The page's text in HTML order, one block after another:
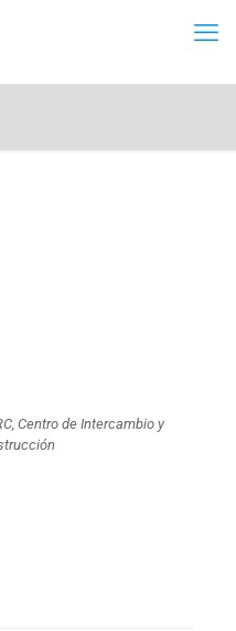
Centro de Intercambio y